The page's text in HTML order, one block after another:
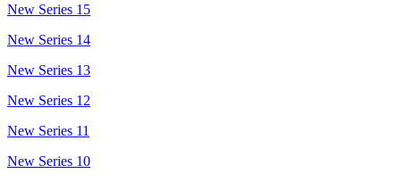
New Series 15
New Series 14
New Series 13
New Series 12
New Series 11
New Series 10